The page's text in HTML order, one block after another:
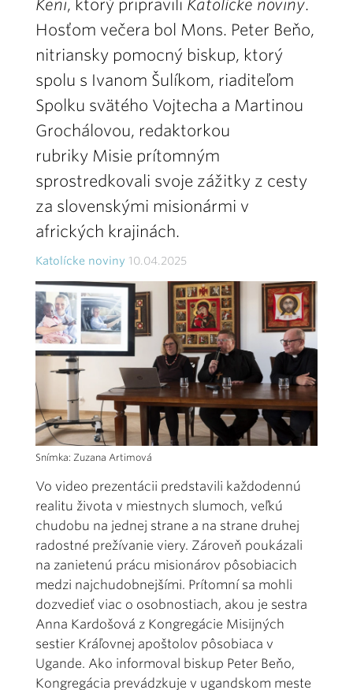
Keni, ktorý pripravili Katolícke noviny.
Hosťom večera bol Mons. Peter Beňo,
nitriansky pomocný biskup, ktorý
spolu s Ivanom Šulíkom, riaditeľom
Spolku svätého Vojtecha a Martinou
Grochálovou, redaktorkou
rubriky Misie prítomným
sprostredkovali svoje zážitky z cesty
za slovenskými misionármi v
afrických krajinách.
Katolícke noviny 10.04.2025
Snímka: Zuzana Artimová
Vo video prezentácii predstavili každodennú
realitu života v miestnych slumoch, veľkú
chudobu na jednej strane a na strane druhej
radostné prežívanie viery. Zároveň poukázali
na zanietenú prácu misionárov pôsobiacich
medzi najchudobnejšími. Prítomní sa mohli
dozvedieť viac o osobnostiach, akou je sestra
Anna Kardošová z Kongregácie Misijných
sestier Kráľovnej apoštolov pôsobiaca v
Ugande. Ako informoval biskup Peter Beňo,
Kongregácia prevádzkuje v ugandskom meste